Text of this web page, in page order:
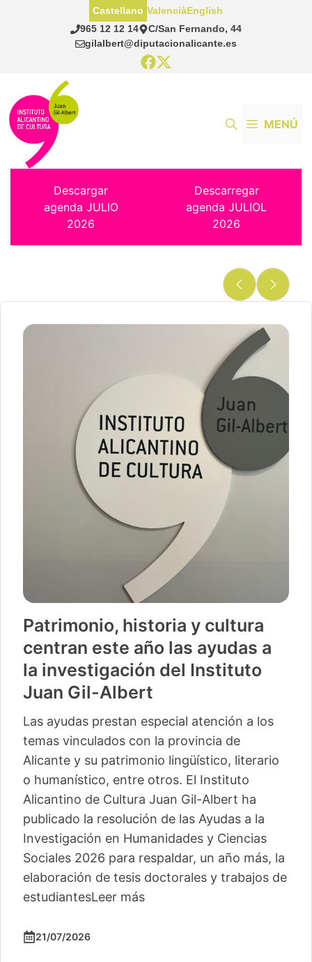
965 12 12 14
C/San Fernando, 44
gilalbert@diputacionalicante.es
Castellano ValenciàEnglish
MENÚ
Descargar
agenda JULIO
2026
Descarregar
agenda JULIOL
2026
Patrimonio, historia y cultura
centran este año las ayudas a
la investigación del Instituto
Juan Gil-Albert
Las ayudas prestan especial atención a los
temas vinculados con la provincia de
Alicante y su patrimonio lingüístico, literario
o humanístico, entre otros. El Instituto
Alicantino de Cultura Juan Gil-Albert ha
publicado la resolución de las Ayudas a la
Investigación en Humanidades y Ciencias
Sociales 2026 para respaldar, un año más, la
elaboración de tesis doctorales y trabajos de
estudiantesLeer más
21/07/2026